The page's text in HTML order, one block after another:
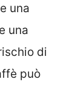
una
una
di
può